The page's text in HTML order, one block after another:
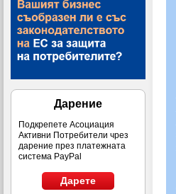
Дарение
Подкрепете Асоциация
Активни Потребители чрез
дарение през платежната
система PayPal
Дарете